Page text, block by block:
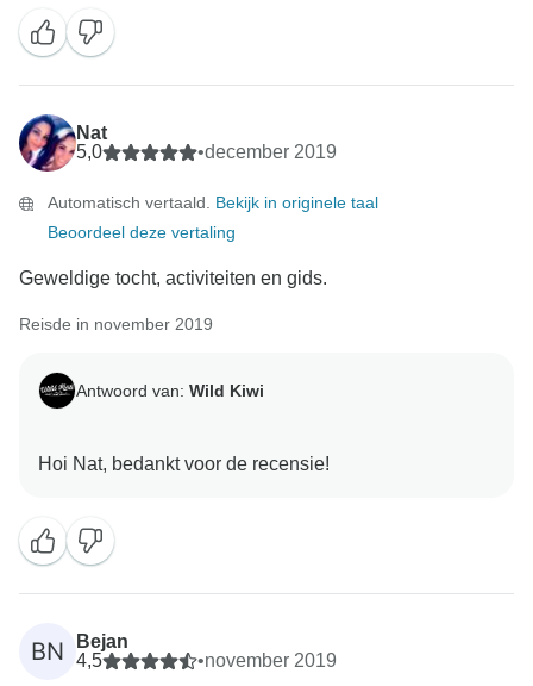
belangrijke instragram posts te uploaden! Wij hopen u
Nat
5,0
•december 2019
Automatisch vertaald. Bekijk in originele taal
Beoordeel deze vertaling
Geweldige tocht, activiteiten en gids.
Reisde in november 2019
Antwoord van: Wild Kiwi
BN
Bejan
4,5
•november 2019